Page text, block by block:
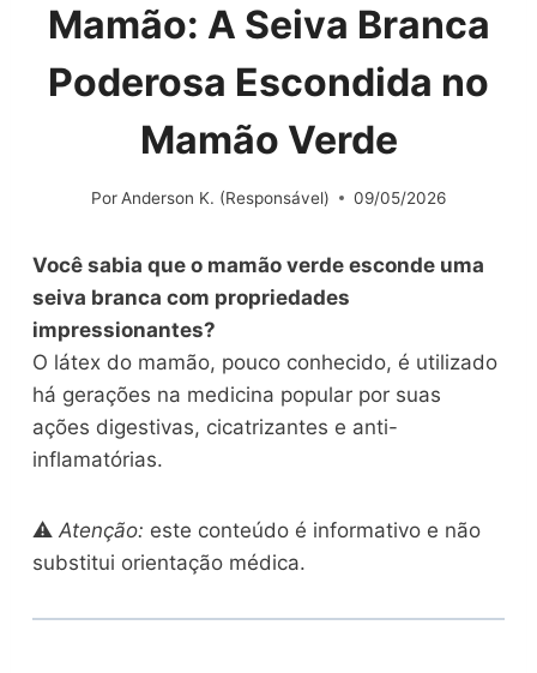
Mamão: A Seiva Branca
Poderosa Escondida no
Mamão Verde
Por Anderson K. (Responsável) 09/05/2026
Você sabia que o mamão verde esconde uma
seiva branca com propriedades
impressionantes?
O látex do mamão, pouco conhecido, é utilizado
há gerações na medicina popular por suas
ações digestivas, cicatrizantes e anti-
inflamatórias.
⚠️Atenção: este conteúdo é informativo e não
substitui orientação médica.